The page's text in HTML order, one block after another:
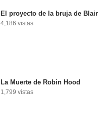
El proyecto de la bruja de Blair
4,186 vistas
La Muerte de Robin Hood
1,799 vistas